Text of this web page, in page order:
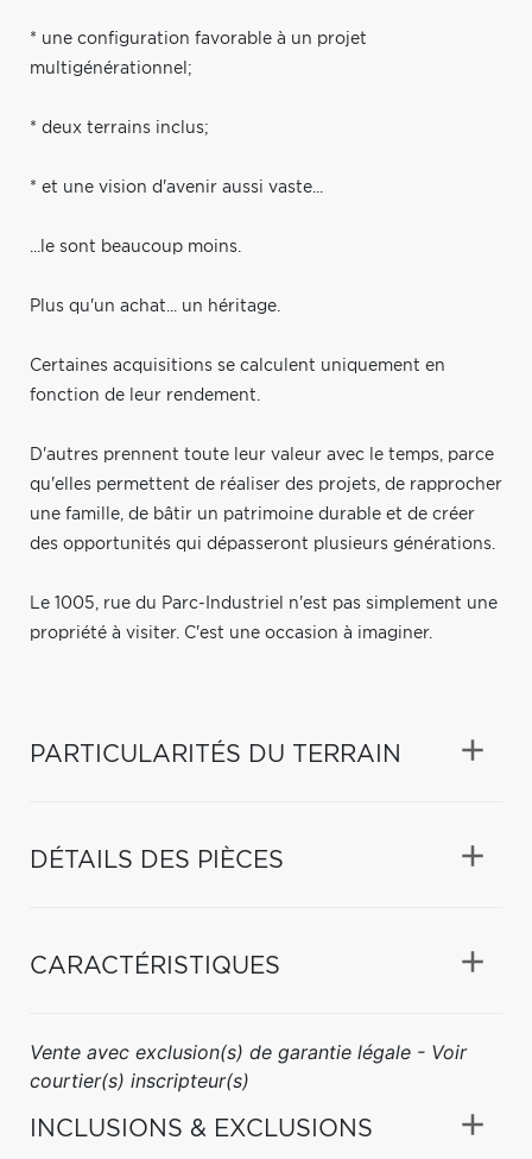
* une configuration favorable à un projet
multigénérationnel;
* deux terrains inclus;
* et une vision d'avenir aussi vaste...
...le sont beaucoup moins.
Plus qu'un achat... un héritage.
Certaines acquisitions se calculent uniquement en
fonction de leur rendement.
D'autres prennent toute leur valeur avec le temps, parce
qu'elles permettent de réaliser des projets, de rapprocher
une famille, de bâtir un patrimoine durable et de créer
des opportunités qui dépasseront plusieurs générations.
Le 1005, rue du Parc-Industriel n'est pas simplement une
propriété à visiter. C'est une occasion à imaginer.
PARTICULARITÉS DU TERRAIN
DÉTAILS DES PIÈCES
CARACTÉRISTIQUES
Vente avec exclusion(s) de garantie légale - Voir
courtier(s) inscripteur(s)
INCLUSIONS & EXCLUSIONS